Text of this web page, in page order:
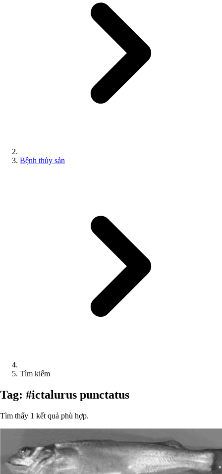
Bệnh thủy sản
Tìm kiếm
Tag: #ictalurus punctatus
Tìm thấy 1 kết quả phù hợp.